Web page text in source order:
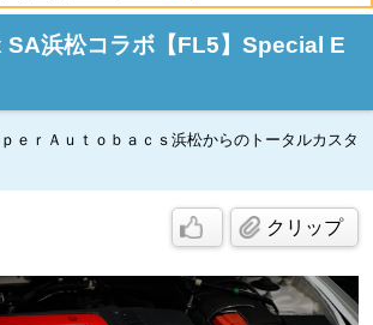
SA浜松コラボ【FL5】Special E
ｅｒＡｕｔｏｂａｃｓ浜松からのトータルカスタ
クリップ